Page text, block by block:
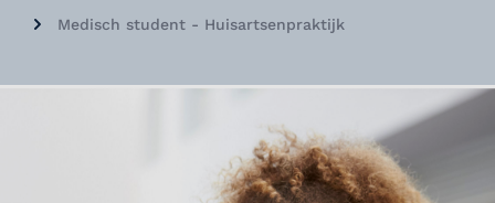
Medisch student - Huisartsenpraktijk